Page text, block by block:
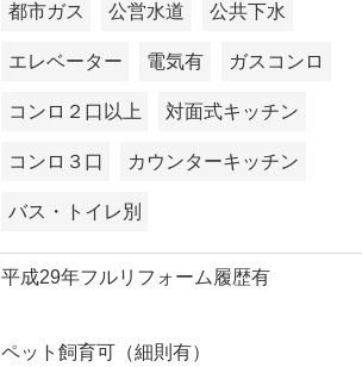
都市ガス 公営水道 公共下水
エレベーター 電気有 ガスコンロ
コンロ２口以上 対面式キッチン
コンロ３口 カウンターキッチン
バス・トイレ別
平成29年フルリフォーム履歴有
ペット飼育可（細則有）